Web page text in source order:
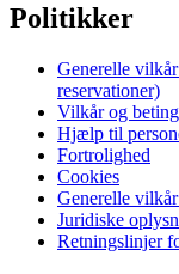
Politikker
Generelle
reservationer)
Vilkår og
Hjælp til
Fortrolighed
Cookies
Generelle
Juridiske
Retningslinjer